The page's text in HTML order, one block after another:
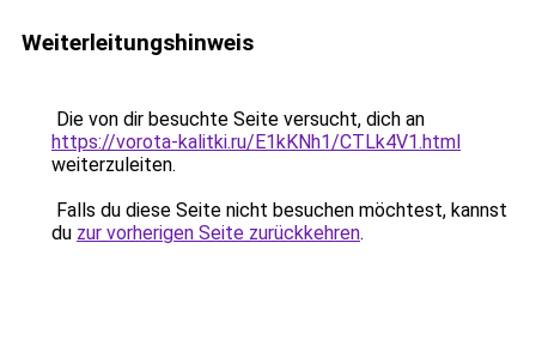
Weiterleitungshinweis
Die von dir besuchte Seite versucht, dich an
https://vorota-kalitki.ru/E1kKNh1/CTLk4V1.html
weiterzuleiten.
Falls du diese Seite nicht besuchen möchtest, kannst
du zur vorherigen Seite zurückkehren.